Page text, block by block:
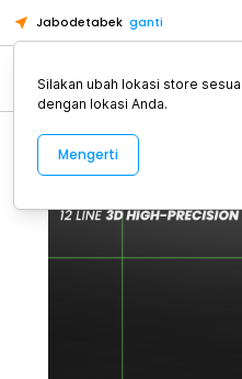
Jabodetabek ganti
Alat Kopi
Silakan ubah lokasi store sesuai
dengan lokasi Anda.
Mengerti